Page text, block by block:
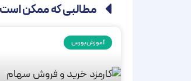
مطالبی که ممکن است
آموزش بورس